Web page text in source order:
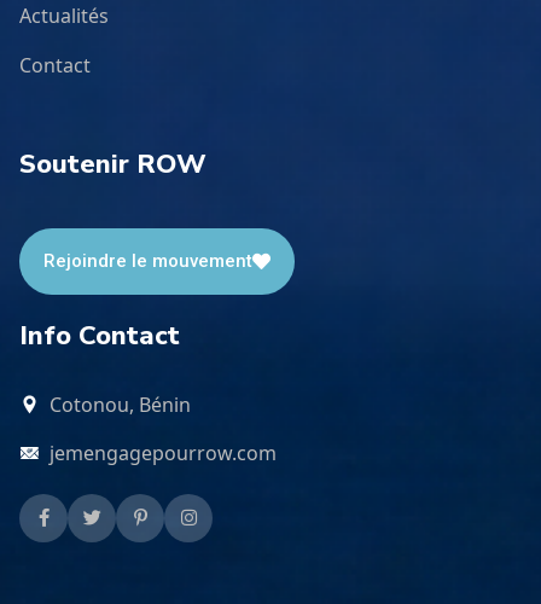
Actualités
Contact
Soutenir ROW
Rejoindre le mouvement
Info Contact
Cotonou, Bénin
jemengagepourrow.com